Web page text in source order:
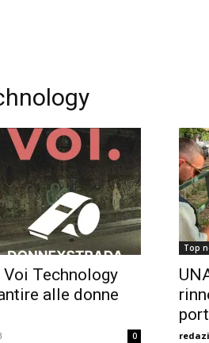
Voi Technology
alle donne
0
Top